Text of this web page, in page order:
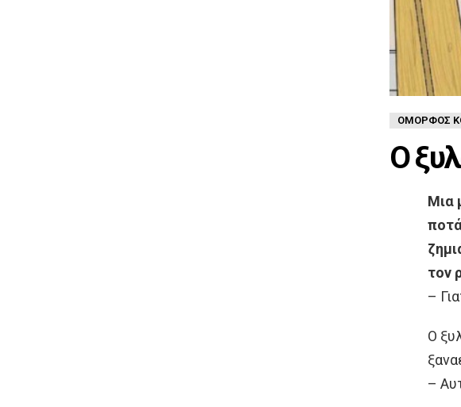
ΌΜΟΡΦΟΣ
Ο
Μια
τον
–
Ο
–